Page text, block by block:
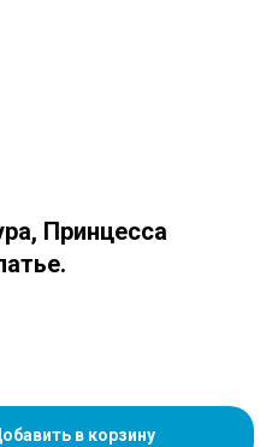
Принцесса
в корзину